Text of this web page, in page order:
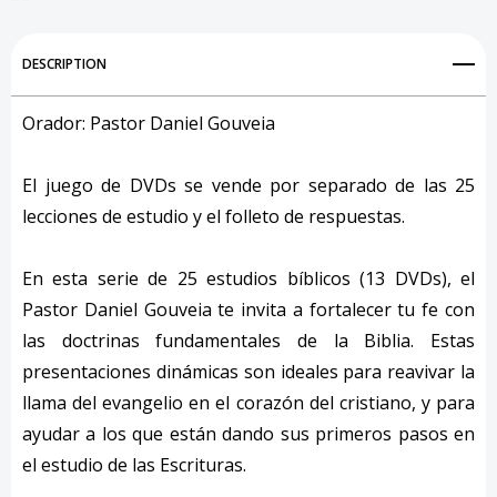
DESCRIPTION
Orador: Pastor Daniel Gouveia
El juego de DVDs se vende por separado de las 25
lecciones de estudio y el folleto de respuestas.
En esta serie de 25 estudios bíblicos (13 DVDs), el
Pastor Daniel Gouveia te invita a fortalecer tu fe con
las doctrinas fundamentales de la Biblia. Estas
presentaciones dinámicas son ideales para reavivar la
llama del evangelio en el corazón del cristiano, y para
ayudar a los que están dando sus primeros pasos en
el estudio de las Escrituras.